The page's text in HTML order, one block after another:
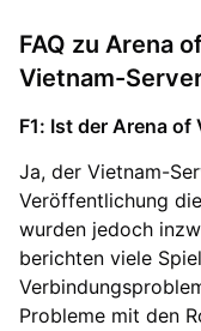
FAQ zu Arena
Vietnam-
F1: Ist der Arena
Ja, der Vietnam-
Veröffentlichung
wurden jedoch
berichten viele
Probleme mit den